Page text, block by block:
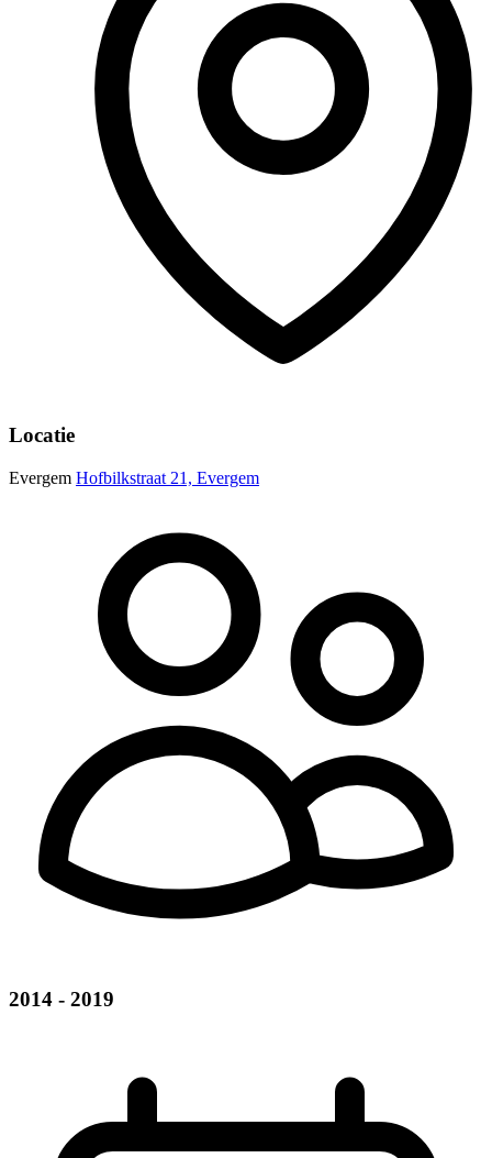
Locatie
Evergem Hofbilkstraat 21, Evergem
2014 - 2019